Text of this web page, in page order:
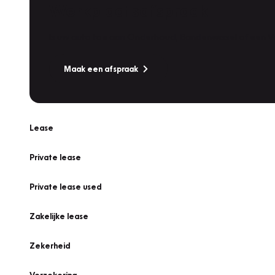
Maak een afspraak
Lease
Private lease
Private lease used
Zakelijke lease
Zekerheid